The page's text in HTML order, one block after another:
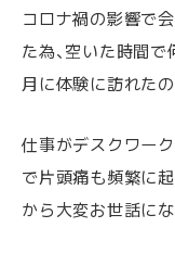
コロナ禍の影響で
た為、空いた時間
月に体験に訪れた
仕事がデスクワー
で片頭痛も頻繁に
から大変お世話に